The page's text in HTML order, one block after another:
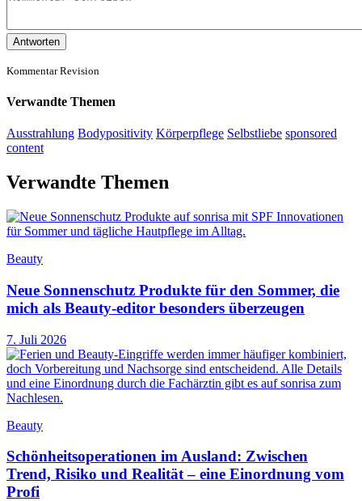
Antworten
Kommentar Revision
Verwandte Themen
Ausstrahlung Bodypositivity Körperpflege Selbstliebe sponsored
content
Verwandte Themen
Beauty
Neue Sonnenschutz Produkte für den Sommer, die
mich als Beauty-editor besonders überzeugen
7. Juli 2026
Beauty
Schönheitsoperationen im Ausland: Zwischen
Trend, Risiko und Realität – eine Einordnung vom
Profi